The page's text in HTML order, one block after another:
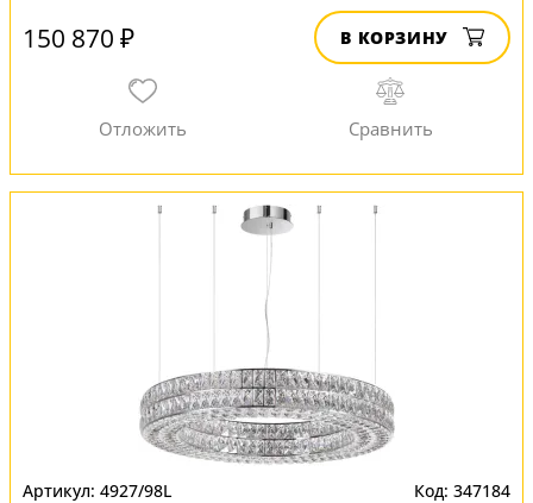
150 870 ₽ В КОРЗИНУ
4927/98L 347184